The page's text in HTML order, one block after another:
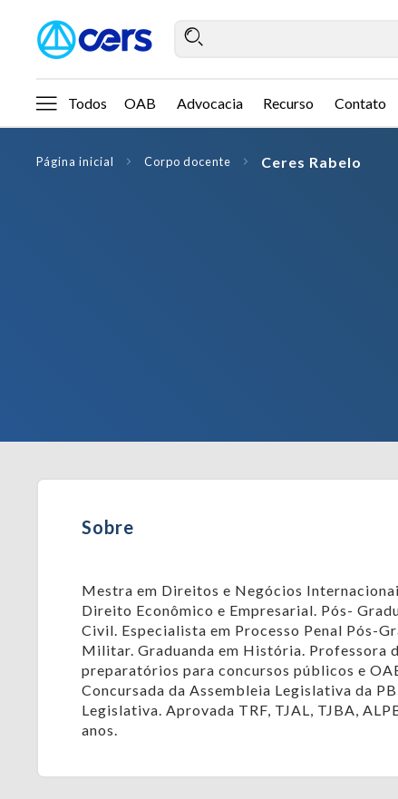
Todos OAB Advocacia Recurso Contato
Página inicial Corpo docente Ceres Rabelo
Sobre
Mestra em Direitos e Negócios
Direito Econômico e Empresarial. Pós-
Civil. Especialista em Processo Penal Pós-
Militar. Graduanda em História. Professora
preparatórios para concursos públicos e
Concursada da Assembleia Legislativa da
Legislativa. Aprovada TRF, TJAL, TJBA,
anos.